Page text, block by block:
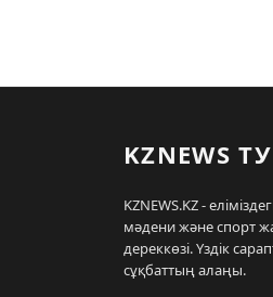
KZNEWS
KZNEWS.KZ -
мәдени және спорт
дереккөзі. Үздік
сұқбаттың алаңы.